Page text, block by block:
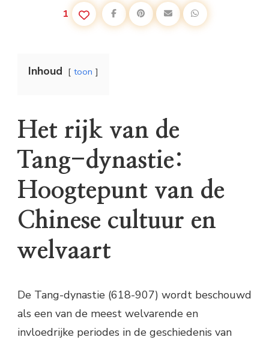
1
Inhoud toon
Het rijk van de
Tang-dynastie:
Hoogtepunt van de
Chinese cultuur en
welvaart
De Tang-dynastie (618-907) wordt beschouwd
als een van de meest welvarende en
invloedrijke periodes in de geschiedenis van